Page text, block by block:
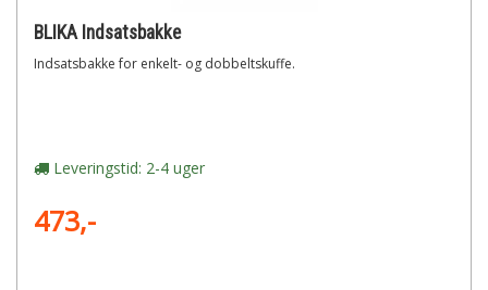
BLIKA Indsatsbakke
Indsatsbakke for enkelt- og dobbeltskuffe.
Leveringstid: 2-4 uger
473,-